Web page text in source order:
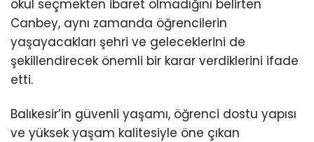
okul seçmekten ibaret olmadığını belirten
Canbey, aynı zamanda öğrencilerin
yaşayacakları şehri ve geleceklerini de
şekillendirecek önemli bir karar verdiklerini ifade
etti.
Balıkesir’in güvenli yaşamı, öğrenci dostu yapısı
ve yüksek yaşam kalitesiyle öne çıkan